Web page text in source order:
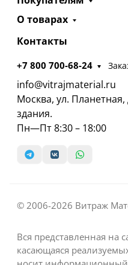
О товарах
Контакты
+7 800 700-68-24
info@vitrajmaterial.ru
Москва, ул.
здания.
Пн—Пт 8:30 – 18:00
© 2006-2026 Витраж
Вся представленная на
касающаяся